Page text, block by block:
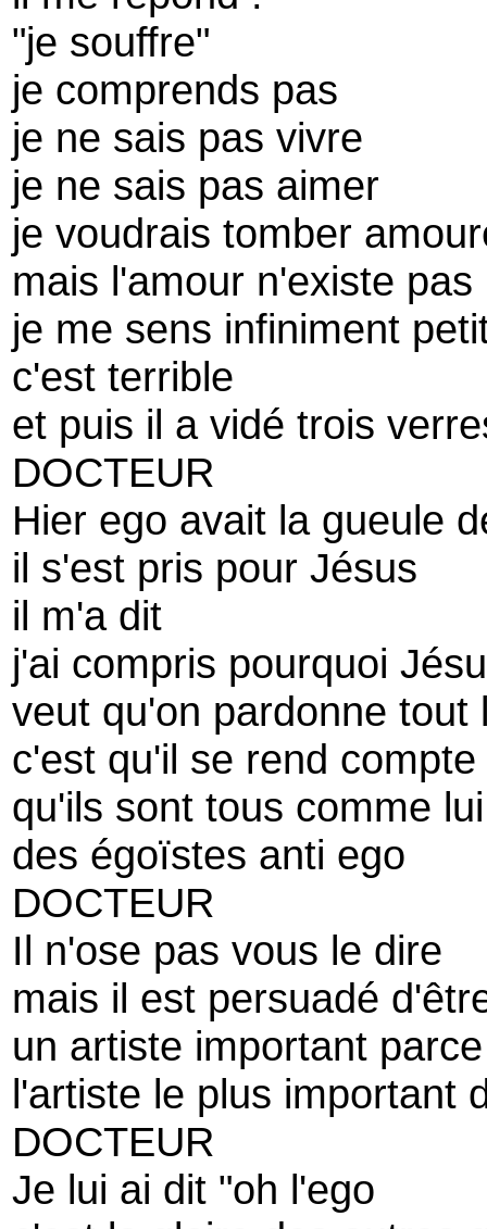
"je souffre"
je comprends pas
je ne sais pas vivre
je ne sais pas aimer
je voudrais tomber
mais l'amour n'existe pas
je me sens infiniment
c'est terrible
et puis il a vidé trois
DOCTEUR
Hier ego avait la gueule
il s'est pris pour Jésus
il m'a dit
j'ai compris pourquoi
veut qu'on pardonne tout
c'est qu'il se rend
qu'ils sont tous comme lui
des égoïstes anti ego
DOCTEUR
Il n'ose pas vous le dire
mais il est persuadé
un artiste important
l'artiste le plus important
DOCTEUR
Je lui ai dit "oh l'ego